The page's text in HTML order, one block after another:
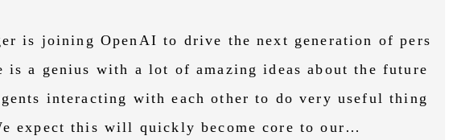
is joining OpenAI to drive the next generation of pers
is a genius with a lot of amazing ideas about the future
interacting with each other to do very useful thing
expect this will quickly become core to our…